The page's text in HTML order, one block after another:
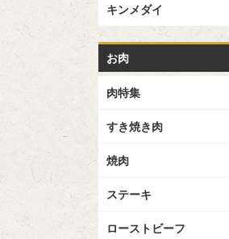
キンメダイ
お肉
肉特集
すき焼き肉
焼肉
ステーキ
ローストビーフ